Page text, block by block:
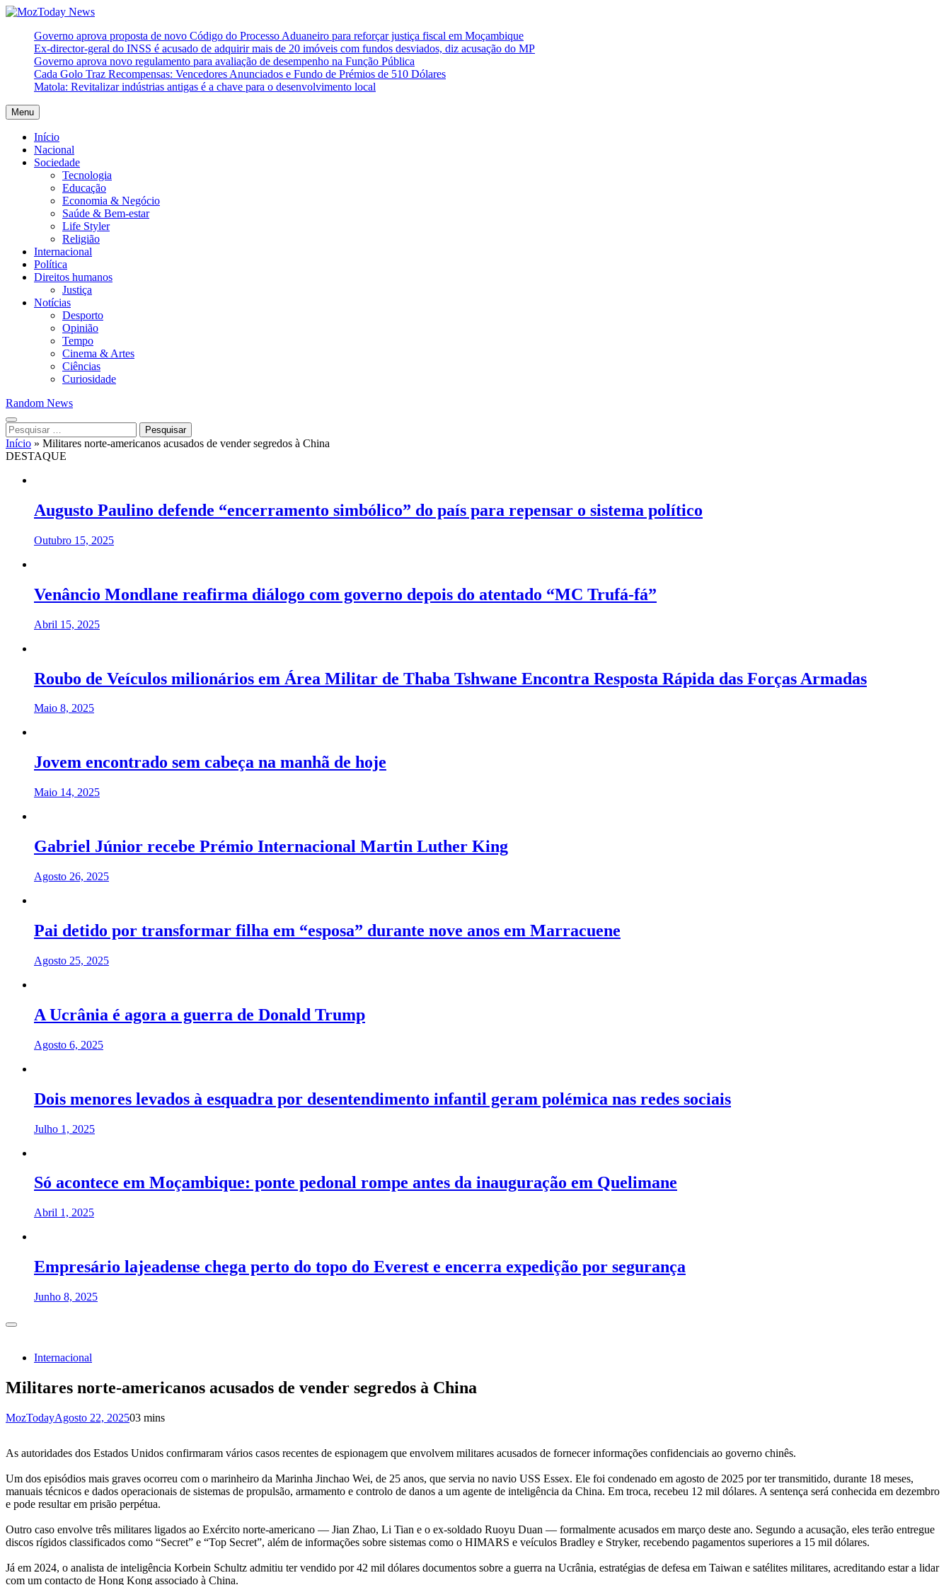
Skip
content
MozToday News
Onde a gente lê.
Governo aprova proposta de novo Código do Processo Aduaneiro para reforçar justiça fiscal em Moçambique
Ex-director-geral do INSS é acusado de adquirir mais de 20 imóveis com fundos desviados, diz acusação do MP
Governo aprova novo regulamento para avaliação de desempenho na Função Pública
Cada Golo Traz Recompensas: Vencedores Anunciados e Fundo de Prémios de 510 Dólares
Matola: Revitalizar indústrias antigas é a chave para o desenvolvimento local
Menu
Início
Nacional
Sociedade
Tecnologia
Educação
Economia & Negócio
Saúde & Bem-estar
Life Styler
Religião
Internacional
Política
Direitos humanos
Justiça
Notícias
Desporto
Opinião
Tempo
Cinema & Artes
Ciências
Curiosidade
Random News
Pesquisar
por:
Início » Militares norte-americanos acusados de vender segredos à China
DESTAQUE
Augusto Paulino defende “encerramento simbólico” do país para repensar o sistema político
Outubro 15, 2025
Venâncio Mondlane reafirma diálogo com governo depois do atentado “MC Trufá-fá”
Abril 15, 2025
Roubo de Veículos milionários em Área Militar de Thaba Tshwane Encontra Resposta Rápida das Forças Armadas
Maio 8, 2025
Jovem encontrado sem cabeça na manhã de hoje
Maio 14, 2025
Gabriel Júnior recebe Prémio Internacional Martin Luther King
Agosto 26, 2025
Pai detido por transformar filha em “esposa” durante nove anos em Marracuene
Agosto 25, 2025
A Ucrânia é agora a guerra de Donald Trump
Agosto 6, 2025
Dois menores levados à esquadra por desentendimento infantil geram polémica nas redes sociais
Julho 1, 2025
Só acontece em Moçambique: ponte pedonal rompe antes da inauguração em Quelimane
Abril 1, 2025
Empresário lajeadense chega perto do topo do Everest e encerra expedição por segurança
Junho 8, 2025
Internacional
Militares norte-americanos acusados de vender segredos à China
MozTodayAgosto 22, 202503 mins
As autoridades dos Estados Unidos confirmaram vários casos recentes de espionagem que envolvem militares acusados de fornecer informações confidenciais ao governo chinês.
Um dos episódios mais graves ocorreu com o marinheiro da Marinha Jinchao Wei, de 25 anos, que servia no navio USS Essex. Ele foi condenado em agosto de 2025 por ter transmitido, durante 18 meses,
manuais técnicos e dados operacionais de sistemas de propulsão, armamento e controlo de danos a um agente de inteligência da China. Em troca, recebeu 12 mil dólares. A sentença será conhecida em dezembro
e pode resultar em prisão perpétua.
Outro caso envolve três militares ligados ao Exército norte-americano — Jian Zhao, Li Tian e o ex-soldado Ruoyu Duan — formalmente acusados em março deste ano. Segundo a acusação, eles terão entregue
discos rígidos classificados como “Secret” e “Top Secret”, além de informações sobre sistemas como o HIMARS e veículos Bradley e Stryker, recebendo pagamentos superiores a 15 mil dólares.
Já em 2024, o analista de inteligência Korbein Schultz admitiu ter vendido por 42 mil dólares documentos sobre a guerra na Ucrânia, estratégias de defesa em Taiwan e satélites militares, acreditando estar a lidar
com um contacto de Hong Kong associado à China.